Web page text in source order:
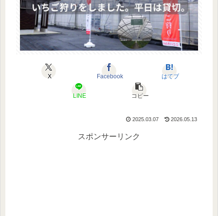
X Facebook はてブ
LINE コピー
2025.03.07 2026.05.13
スポンサーリンク